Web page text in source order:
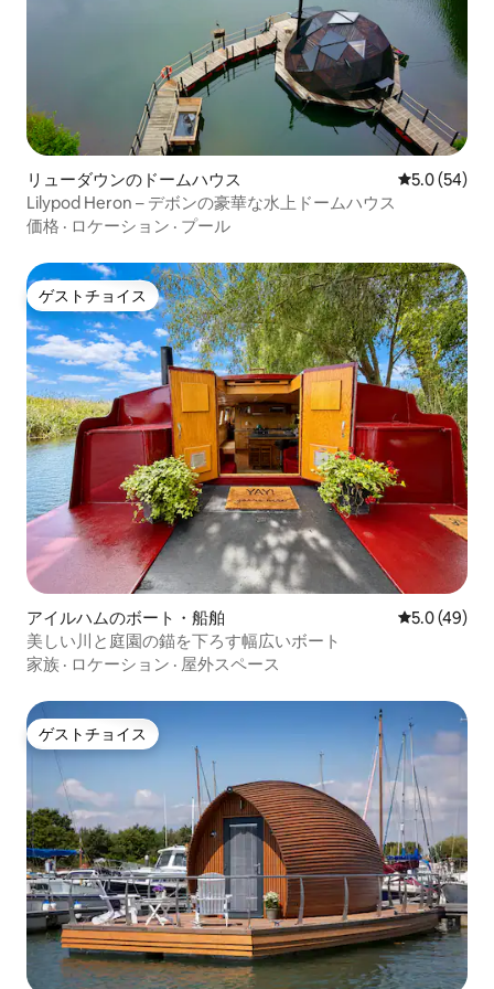
リューダウンのドームハウス レビュー54
5.0 (54)
Lilypod Heron – デボンの豪華な水上ドームハウス​
価格 · ロケーション · プール
ゲストチョイス
ゲストチョイス
アイルハムのボート・船舶 レビュー49
5.0 (49)
美しい川と庭園の錨を下ろす幅広いボート
家族 · ロケーション · 屋外スペース
ゲストチョイス
ゲストチョイス